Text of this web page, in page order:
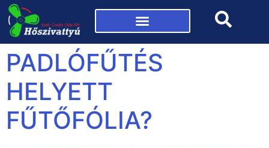
PADLÓFŰTÉS
HELYETT
FŰTŐFÓLIA?